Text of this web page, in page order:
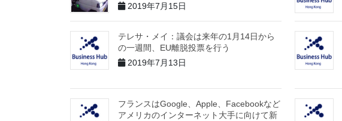
2019年7月15日
テレサ・メイ：議会は来年の1月14日から
の一週間、EU離脱投票を行う
2019年7月13日
フランスはGoogle、Apple、Facebookなど
アメリカのインターネット大手に向けて新